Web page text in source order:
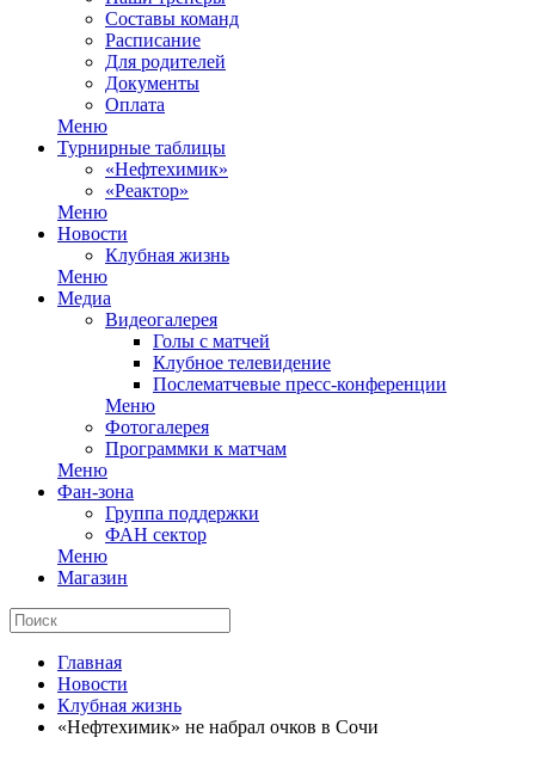
Составы команд
Расписание
Для родителей
Документы
Оплата
Меню
Турнирные таблицы
«Нефтехимик»
«Реактор»
Меню
Новости
Клубная жизнь
Меню
Медиа
Видеогалерея
Голы с матчей
Клубное телевидение
Послематчевые пресс-конференции
Меню
Фотогалерея
Программки к матчам
Меню
Фан-зона
Группа поддержки
ФАН сектор
Меню
Магазин
Главная
Новости
Клубная жизнь
«Нефтехимик» не набрал очков в Сочи